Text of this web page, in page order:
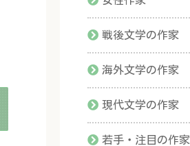
戦後文学の作家
海外文学の作家
現代文学の作家
若手・注目の作家